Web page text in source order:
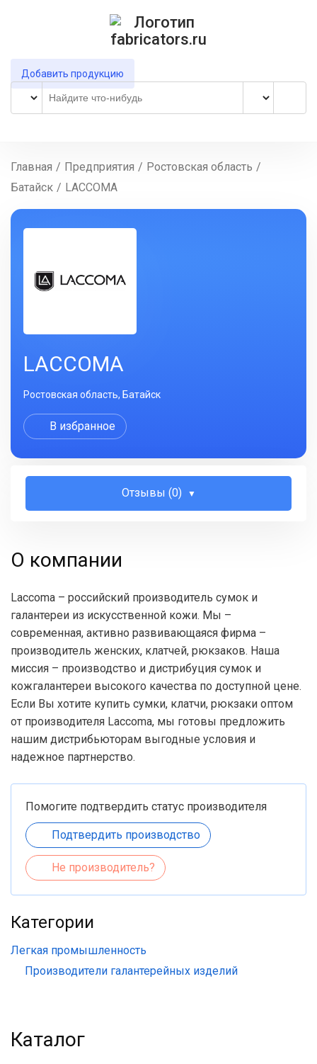
Добавить продукцию
Главная / Предприятия / Ростовская область /
Батайск / LACCOMA
LACCOMA
Ростовская область, Батайск
В избранное
Отзывы (0)
О компании
Laccoma – российский производитель сумок и
галантереи из искусственной кожи. Мы –
современная, активно развивающаяся фирма –
производитель женских, клатчей, рюкзаков. Наша
миссия – производство и дистрибуция сумок и
кожгалантереи высокого качества по доступной цене.
Если Вы хотите купить сумки, клатчи, рюкзаки оптом
от производителя Laccoma, мы готовы предложить
нашим дистрибьюторам выгодные условия и
надежное партнерство.
Помогите подтвердить статус производителя
Подтвердить производство
Не производитель?
Категории
Легкая промышленность
Производители галантерейных изделий
Каталог